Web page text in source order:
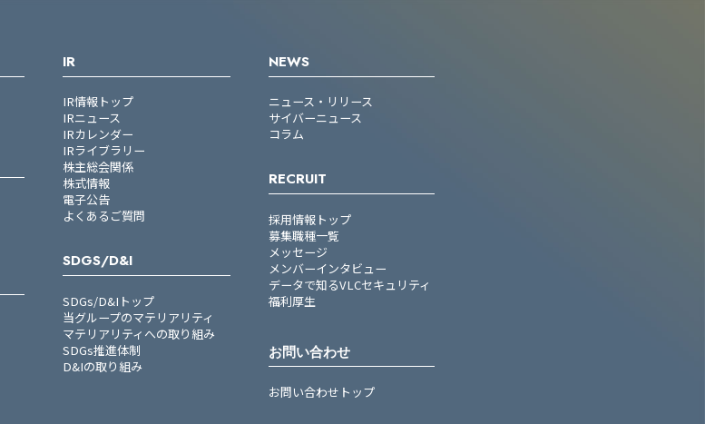
IR
IR情報トップ
IRニュース
IRカレンダー
IRライブラリー
株主総会関係
株式情報
電子公告
よくあるご質問
SDGS/D&I
SDGs/D&Iトップ
当グループのマテリアリティ
マテリアリティへの取り組み
SDGs推進体制
D&Iの取り組み
NEWS
ニュース・リリース
サイバーニュース
コラム
RECRUIT
採用情報トップ
募集職種一覧
メッセージ
メンバーインタビュー
データで知るVLCセキュリティ
福利厚生
お問い合わせ
お問い合わせトップ